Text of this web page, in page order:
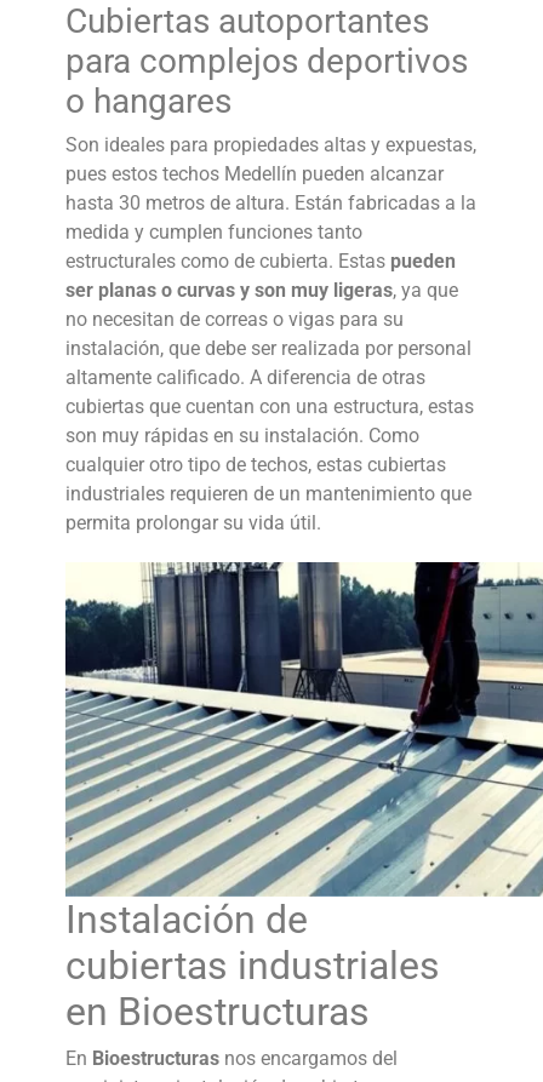
Cubiertas autoportantes
para complejos deportivos
o hangares
Son ideales para propiedades altas y expuestas,
pues estos techos Medellín pueden alcanzar
hasta 30 metros de altura. Están fabricadas a la
medida y cumplen funciones tanto
estructurales como de cubierta. Estas pueden
ser planas o curvas y son muy ligeras, ya que
no necesitan de correas o vigas para su
instalación, que debe ser realizada por personal
altamente calificado. A diferencia de otras
cubiertas que cuentan con una estructura, estas
son muy rápidas en su instalación. Como
cualquier otro tipo de techos, estas cubiertas
industriales requieren de un mantenimiento que
permita prolongar su vida útil.
Instalación de
cubiertas industriales
en Bioestructuras
En Bioestructuras nos encargamos del